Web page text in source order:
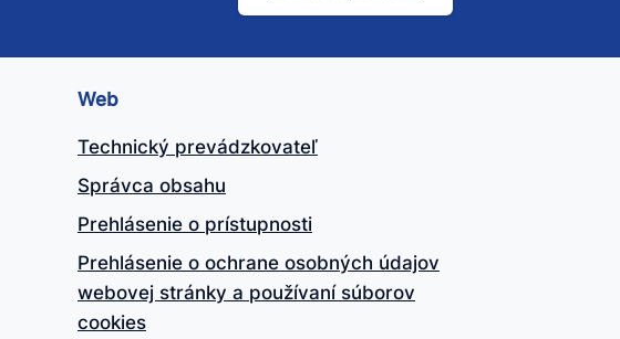
Web
Technický prevádzkovateľ
Správca obsahu
Prehlásenie o prístupnosti
Prehlásenie o ochrane osobných údajov
webovej stránky a používaní súborov
cookies